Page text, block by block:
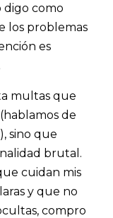
digo como
los problemas
es
multas que
de
sino que
brutal.
cuidan mis
y que no
compro